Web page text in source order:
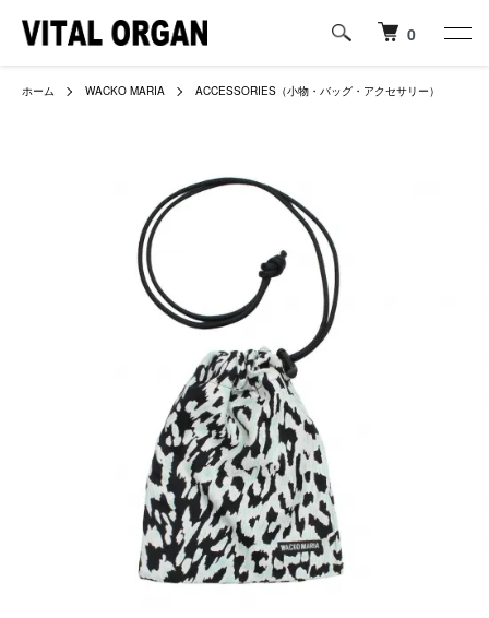
0
ホーム WACKO MARIA ACCESSORIES（小物・バッグ・アクセサリー）